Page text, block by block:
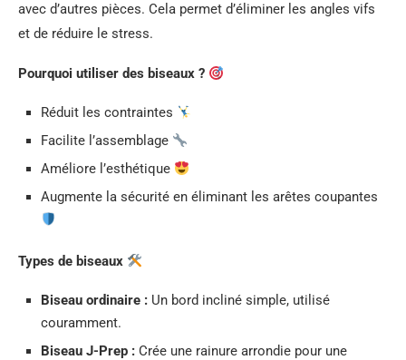
avec d’autres pièces. Cela permet d’éliminer les angles vifs
et de réduire le stress.
Pourquoi utiliser des biseaux ?
Réduit les contraintes
Facilite l’assemblage
Améliore l’esthétique
Augmente la sécurité en éliminant les arêtes coupantes
Types de biseaux
Biseau ordinaire : Un bord incliné simple, utilisé
couramment.
Biseau J-Prep : Crée une rainure arrondie pour une